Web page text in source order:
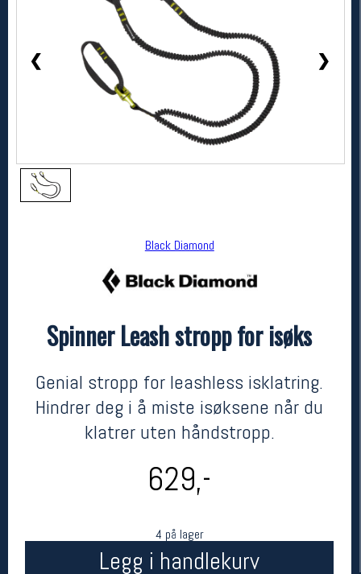
❮ ❯
Black Diamond
Spinner Leash stropp for isøks
Genial stropp for leashless isklatring.
Hindrer deg i å miste isøksene når du
klatrer uten håndstropp.
629,-
4 på lager
Legg i handlekurv
Black Diamond
Spinner Leash stropp for isøks
kr 629